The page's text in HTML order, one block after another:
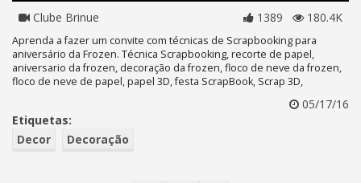
Clube Brinue 1389 180.4K
Aprenda a fazer um convite com técnicas de Scrapbooking para
aniversário da Frozen. Técnica Scrapbooking, recorte de papel,
aniversario da frozen, decoração da frozen, floco de neve da frozen,
floco de neve de papel, papel 3D, festa ScrapBook, Scrap 3D,
05/17/16
Etiquetas:
Decor
Decoração